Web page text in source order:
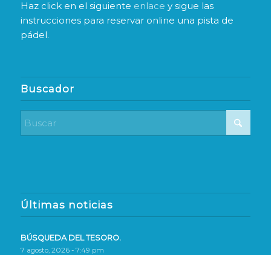
Haz click en el siguiente enlace y sigue las
instrucciones para reservar online una pista de
pádel.
Buscador
Últimas noticias
BÚSQUEDA DEL TESORO.
7 agosto, 2026 - 7:49 pm